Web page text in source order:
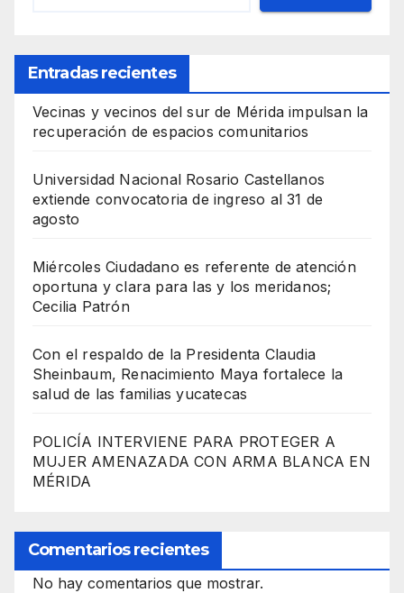
Entradas recientes
Vecinas y vecinos del sur de Mérida impulsan la
recuperación de espacios comunitarios
Universidad Nacional Rosario Castellanos
extiende convocatoria de ingreso al 31 de
agosto
Miércoles Ciudadano es referente de atención
oportuna y clara para las y los meridanos;
Cecilia Patrón
Con el respaldo de la Presidenta Claudia
Sheinbaum, Renacimiento Maya fortalece la
salud de las familias yucatecas
POLICÍA INTERVIENE PARA PROTEGER A
MUJER AMENAZADA CON ARMA BLANCA EN
MÉRIDA
Comentarios recientes
No hay comentarios que mostrar.